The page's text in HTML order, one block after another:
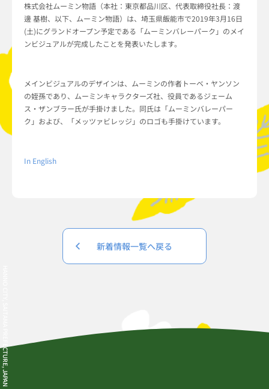
HANNO CITY, SAITAMA PREFECTURE, JAPAN
株式会社ムーミン物語（本社：東京都品川区、代表取締役社長：渡
邊 基樹、以下、ムーミン物語）は、埼玉県飯能市で2019年3月16日
(土)にグランドオープン予定である「ムーミンバレーパーク」のメイ
ンビジュアルが完成したことを発表いたします。
メインビジュアルのデザインは、ムーミンの作者トーベ・ヤンソン
の姪孫であり、ムーミンキャラクターズ社、役員であるジェーム
ス・ザンブラー氏が手掛けました。同氏は「ムーミンバレーパー
ク」および、「メッツァビレッジ」のロゴも手掛けています。
In English
新着情報一覧へ戻る